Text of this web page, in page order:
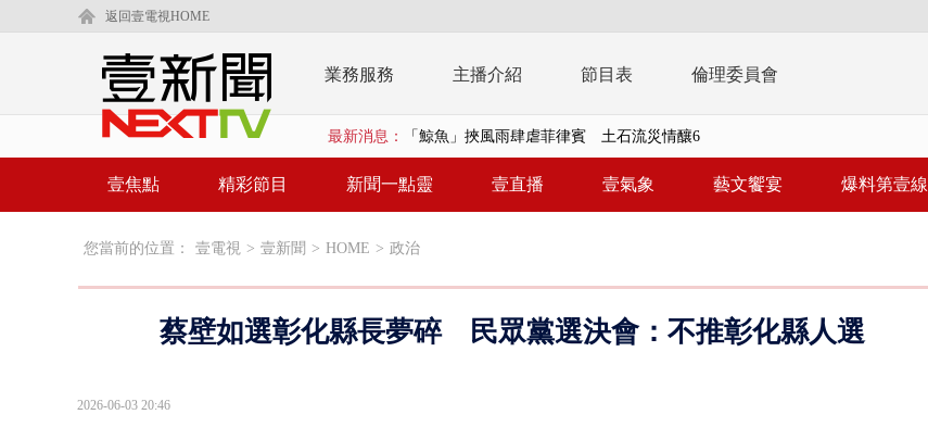
返回壹電視HOME
業務服務 主播介紹 節目表 倫理委員會
最新消息： 「鯨魚」挾風雨肆虐菲律賓 土石流災情釀6
BP出道10周年！ 8／8見面會限40粉絲 YG大...
壹焦點 精彩節目 新聞一點靈 壹直播 壹氣象 藝文饗宴 爆料第壹線
您當前的位置： 壹電視 > 壹新聞 > HOME > 政治
蔡壁如選彰化縣長夢碎 民眾黨選決會：不推彰化縣人選
2026-06-03 20:46